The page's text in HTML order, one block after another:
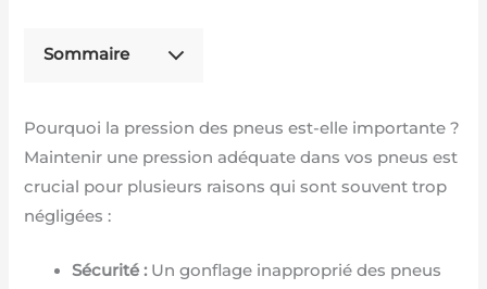
Sommaire
Pourquoi la pression des pneus est-elle importante ?
Maintenir une pression adéquate dans vos pneus est
crucial pour plusieurs raisons qui sont souvent trop
négligées :
Sécurité :Un gonflage inapproprié des pneus